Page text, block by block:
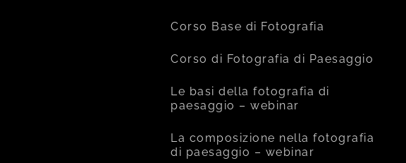
Corso Base di Fotografia
Corso di Fotografia di Paesaggio
Le basi della fotografia di
paesaggio – webinar
La composizione nella fotografia
di paesaggio – webinar